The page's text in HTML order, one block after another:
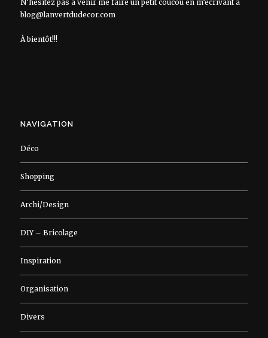
N’hésitez pas à venir me faire un petit coucou en m’écrivant à
blog@lanvertdudecor.com
À bientôt!!!
NAVIGATION
Déco
Shopping
Archi/Design
DIY – Bricolage
Inspiration
Organisation
Divers